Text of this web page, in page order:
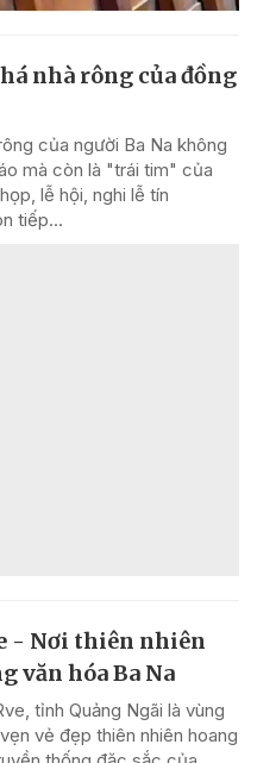
nhà rông của đồng
của người Ba Na không
mà còn là "trái tim" của
lễ hội, nghi lễ tín
tiếp...
- Nơi thiên nhiên
văn hóa Ba Na
tỉnh Quảng Ngãi là vùng
vẻ đẹp thiên nhiên hoang